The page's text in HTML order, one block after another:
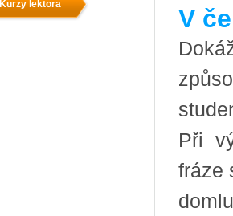
Kurzy lektora V
Při
fráze